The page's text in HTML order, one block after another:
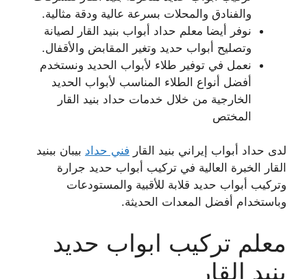
والفنادق والمحلات بسرعة عالية ودقة مثالية.
نوفر أيضا معلم حداد أبواب بنيد القار لصيانة
وتصليح أبواب حديد وتغير المقابض والأقفال.
نعمل في توفير طلاء لأبواب الحديد ونستخدم
أفضل أنواع الطلاء المناسب لأبواب الحديد
الخارجية من خلال خدمات حداد بنيد القار
المختص
لدى حداد أبواب إيراني بنيد القار فني حداد بيبان ببنيد
القار الخبرة العالية في تركيب أبواب حديد جرارة
وتركيب أبواب حديد قلابة للأقبية والمستودعات
وباستخدام أفضل المعدات الحديثة.
معلم تركيب ابواب حديد
بنيد القار